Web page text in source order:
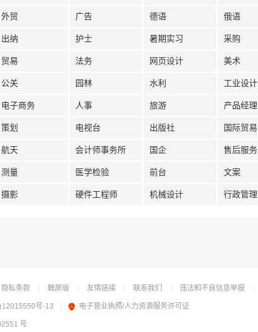
外贸 广告 德语 俄语
出纳 护士 暑期实习 采购
贸易 法务 网页设计 美术
公关 园林 水利 工业设计
电子商务 人事 旅游 产品经理
策划 电视台 出版社 国际贸易
航天 会计师事务所 国企 售后服务
测量 医学检验 前台 文案
摄影 硬件工程师 机械设计 行政管理
隐私条款 触屏版 友情链接 联系我们 违法和不良信息举报
12015550号-13 电子营业执照/人力资源服务许可证
号